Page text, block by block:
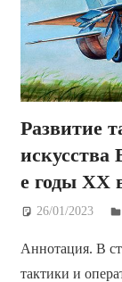
Развитие
е годы ХХ
26/01/2023
Аннотация. В
тактики и